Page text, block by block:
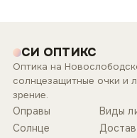
СИ ОПТИКС
Оптика на
солнцезащитные очки и
зрение.
Оправы
Солнце
Виды